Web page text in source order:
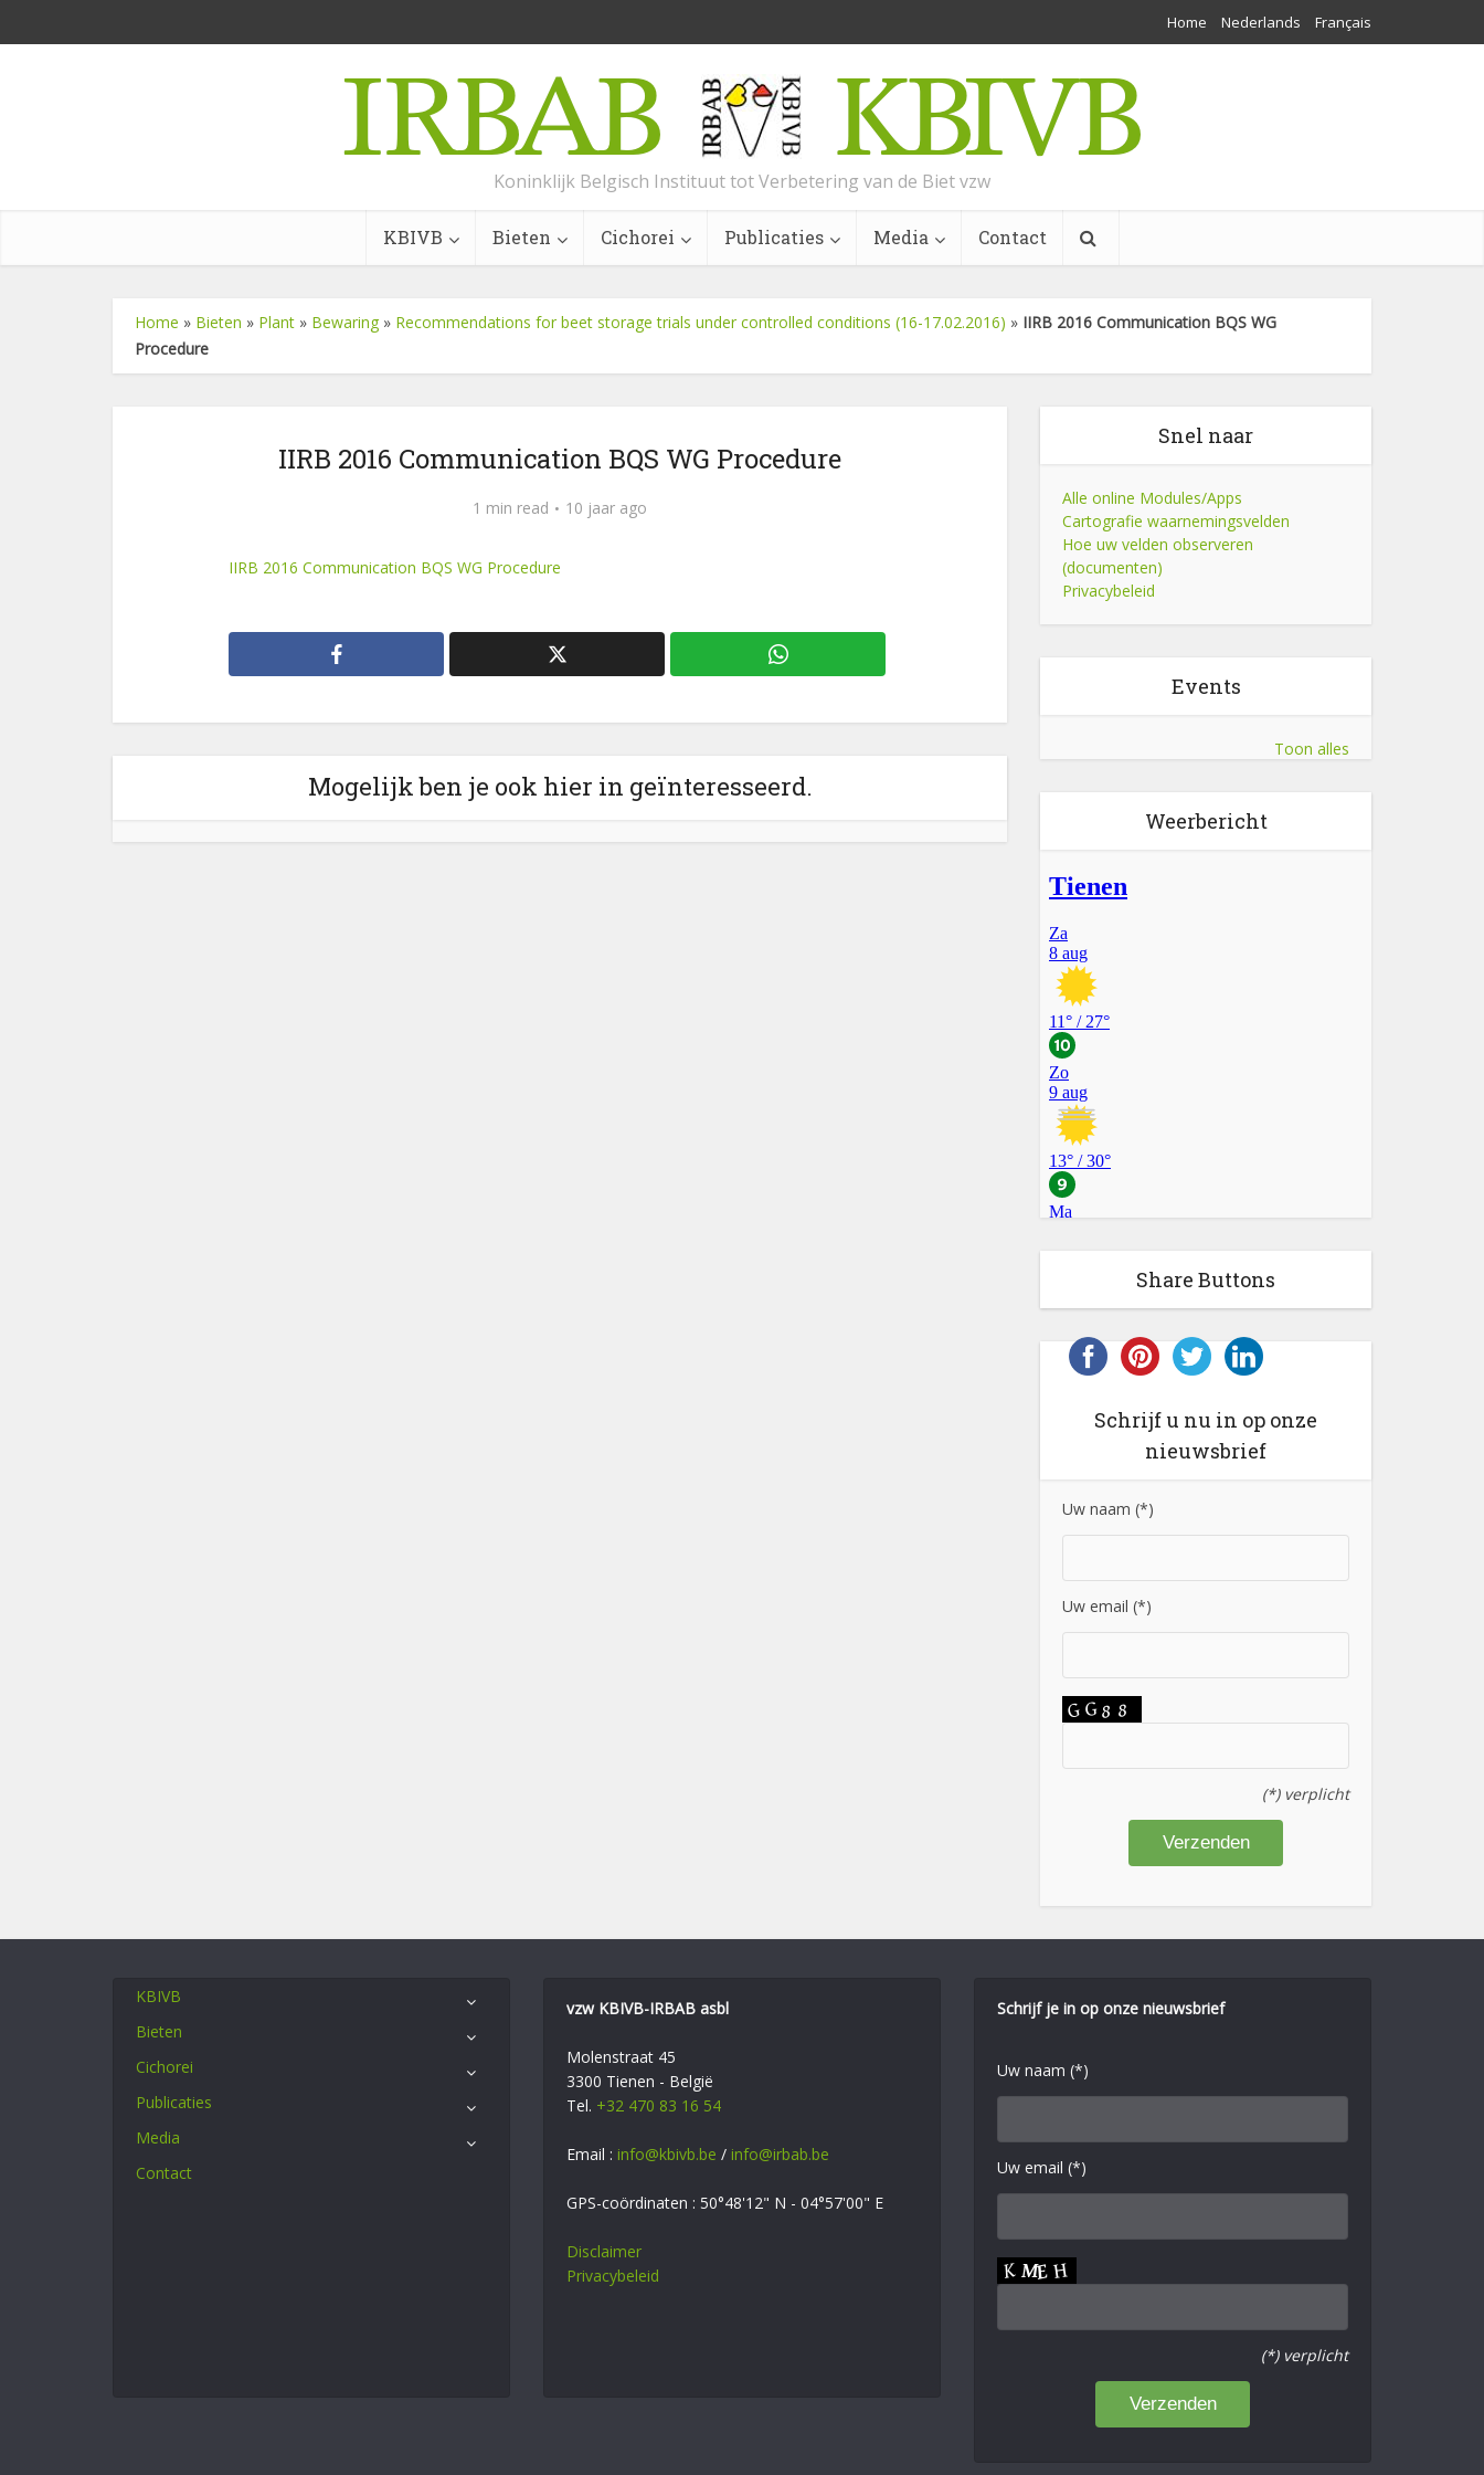
Home Nederlands Français
Koninklijk Belgisch Instituut tot Verbetering van de Biet vzw
KBIVB Bieten Cichorei Publicaties Media Contact
Home » Bieten » Plant » Bewaring » Recommendations for beet storage trials under controlled conditions (16-17.02.2016) » IIRB 2016 Communication BQS WG
Procedure
IIRB 2016 Communication BQS WG Procedure
1 min read 10 jaar ago
IIRB 2016 Communication BQS WG Procedure
Mogelijk ben je ook hier in geïnteresseerd.
Snel naar
Alle online Modules/Apps
Cartografie waarnemingsvelden
Hoe uw velden observeren
(documenten)
Privacybeleid
Events
Toon alles
Weerbericht
Share Buttons
Schrijf u nu in op onze
nieuwsbrief
Uw naam (*)
Uw email (*)
(*) verplicht
KBIVB
Bieten
Cichorei
Publicaties
Media
Contact
vzw KBIVB-IRBAB asbl
Molenstraat 45
3300 Tienen - België
Tel. +32 470 83 16 54
Email : info@kbivb.be / info@irbab.be
GPS-coördinaten : 50°48'12" N - 04°57'00" E
Disclaimer
Privacybeleid
Schrijf je in op onze nieuwsbrief
Uw naam (*)
Uw email (*)
(*) verplicht